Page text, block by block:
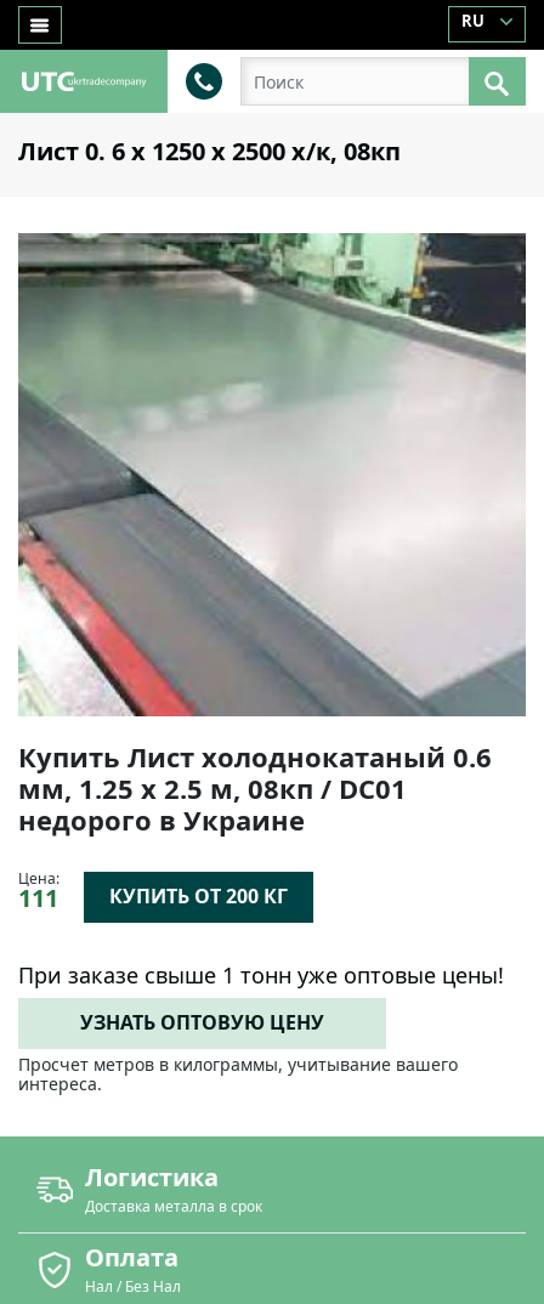
RU
Лист 0. 6 х 1250 х 2500 х/к, 08кп
Купить Лист холоднокатаный 0.6
мм, 1.25 х 2.5 м, 08кп / DC01
недорого в Украине
Цена:
111 КУПИТЬ ОТ 200 КГ
При заказе свыше 1 тонн уже оптовые цены!
УЗНАТЬ ОПТОВУЮ ЦЕНУ
Просчет метров в килограммы, учитывание вашего
интереса.
Логистика
Доставка металла в срок
Оплата
Нал / Без Нал